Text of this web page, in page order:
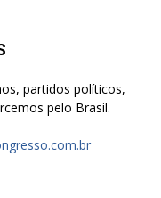
partidos políticos,
pelo Brasil.